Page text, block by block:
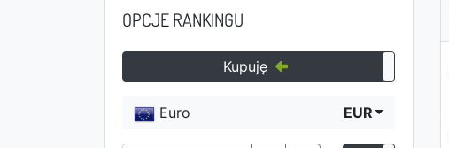
OPCJE RANKINGU
Kupuję
Euro EUR